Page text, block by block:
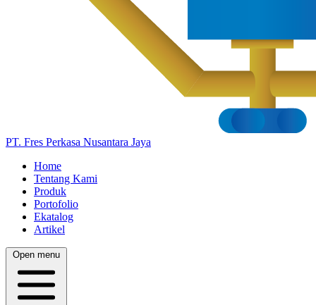
PT. Fres Perkasa Nusantara Jaya
Home
Tentang Kami
Produk
Portofolio
Ekatalog
Artikel
Open menu